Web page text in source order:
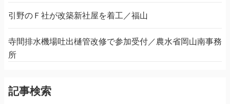
引野のＦ社が改築新社屋を着工／福山
寺間排水機場吐出樋管改修で参加受付／農水省岡山南事務
所
記事検索